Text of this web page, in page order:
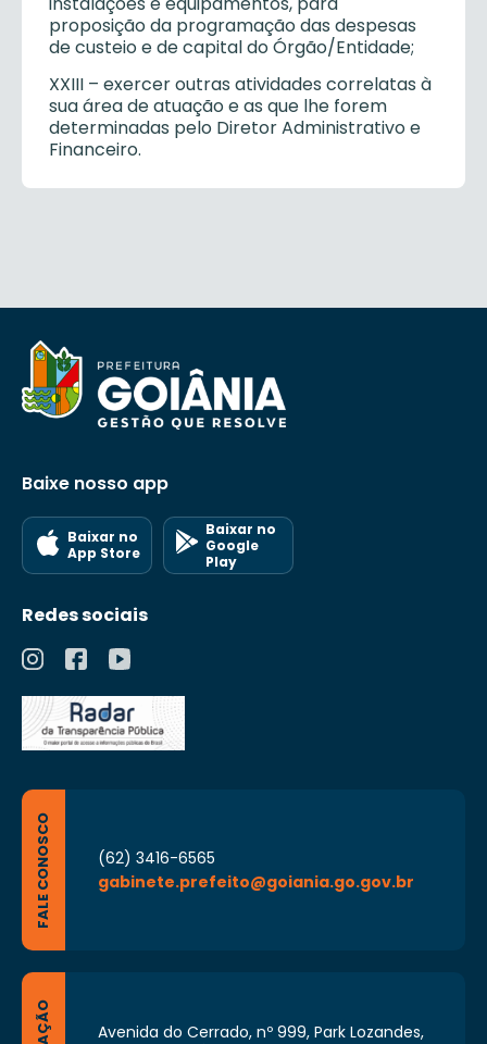
proposição da programação das despesas
de custeio e de capital do Órgão/Entidade;
XXIII – exercer outras atividades correlatas à
sua área de atuação e as que lhe forem
determinadas pelo Diretor Administrativo e
Financeiro.
Baixe nosso app
Baixar no
App Store
Baixar no
Google
Play
Redes sociais
FALE CONOSCO
(62) 3416-6565
gabinete.prefeito@goiania.go.gov.br
Avenida do Cerrado, nº 999, Park Lozandes,